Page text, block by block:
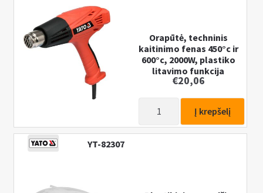
Orapūtė, techninis
kaitinimo fenas 450°c ir
600°c, 2000W, plastiko
litavimo funkcija
€20,06
Orapūtė,
Į krepšelį
YT-82307